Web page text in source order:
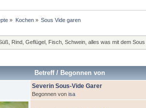
» Kochen» Sous Vide garen
Rind, Geflügel, Fisch, Schwein, alles was mit dem
Betreff/ Begonnen von
Severin Sous-Vide Garer
Begonnen von isa